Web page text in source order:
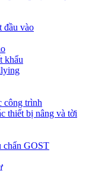
đầu vào
khẩu
công trình
thiết bị nâng và tời
chẩn GOST